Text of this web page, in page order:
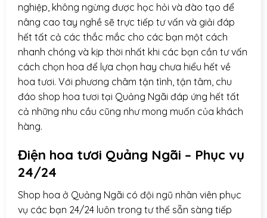
nghiệp, không ngừng được học hỏi và đào tạo để
nâng cao tay nghề sẽ trực tiếp tư vấn và giải đáp
hết tất cả các thắc mắc cho các bạn một cách
nhanh chóng và kịp thời nhất khi các bạn cần tư vấn
cách chọn hoa để lựa chọn hay chưa hiểu hết về
hoa tươi. Với phương châm tận tình, tận tâm, chu
đáo shop hoa tươi tại Quảng Ngãi đáp ứng hết tất
cả những nhu cầu cũng như mong muốn của khách
hàng.
Điện hoa tươi Quảng Ngãi – Phục vụ
24/24
Shop hoa ở Quảng Ngãi có đội ngũ nhân viên phục
vụ các bạn 24/24 luôn trong tư thế sẵn sàng tiếp